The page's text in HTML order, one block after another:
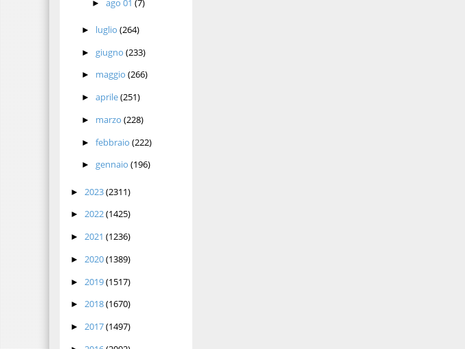
►
► luglio (264)
► giugno (233)
► maggio (266)
► aprile(251)
► marzo (228)
► febbraio (222)
► gennaio (196)
► 2023(2311)
► 2022(1425)
► 2021 (1236)
► 2020(1389)
► 2019(1517)
► 2018(1670)
► 2017(1497)